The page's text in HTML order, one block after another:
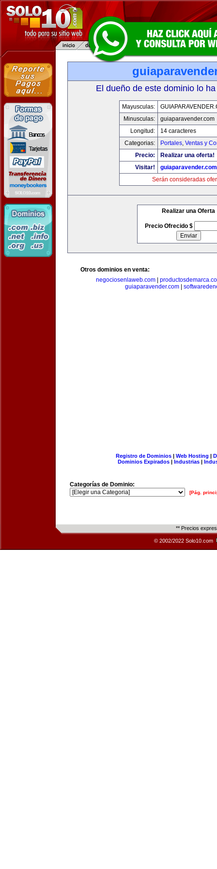
El dueño de este dominio lo
Mayusculas:
Minusculas:
guiaparavender.com
Longitud:
14 caracteres
Categorias:
Portales, Ventas y
Precio:
Realizar una oferta!
Visitar!
guiaparavender.com
Serán consideradas
Realizar una Oferta
Precio Ofrecido $
Otros dominios en venta:
negociosenlaweb.com
guiaparavender.com|
Registro de Dominios| Web Hosting |
Dominios Expirados | Industrias |
Categorías de Dominio:
[Pág.
** Precios
© 2002/2022 Solo10.com